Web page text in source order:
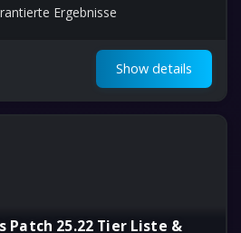
Ergebnisse
Show details
Patch 25.22 Tier Liste &